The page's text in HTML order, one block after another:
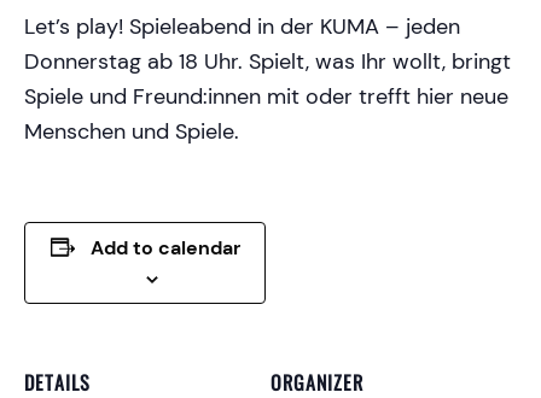
Let’s play! Spieleabend in der KUMA – jeden
Donnerstag ab 18 Uhr. Spielt, was Ihr wollt, bringt
Spiele und Freund:innen mit oder trefft hier neue
Menschen und Spiele.
Add to calendar
DETAILS
ORGANIZER